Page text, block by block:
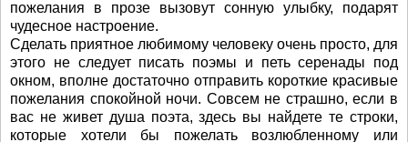
пожелания в прозе вызовут сонную улыбку, подарят
чудесное настроение.
Сделать приятное любимому человеку очень просто, для
этого не следует писать поэмы и петь серенады под
окном, вполне достаточно отправить короткие красивые
пожелания спокойной ночи. Совсем не страшно, если в
вас не живет душа поэта, здесь вы найдете те строки,
которые хотели бы пожелать возлюбленному или